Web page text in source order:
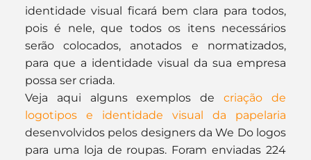
identidade visual ficará bem clara para todos,
pois é nele, que todos os itens necessários
serão colocados, anotados e normatizados,
para que a identidade visual da sua empresa
possa ser criada.
Veja aqui alguns exemplos de criação de
logotipos e identidade visual da papelaria
desenvolvidos pelos designers da We Do logos
para uma loja de roupas. Foram enviadas 224